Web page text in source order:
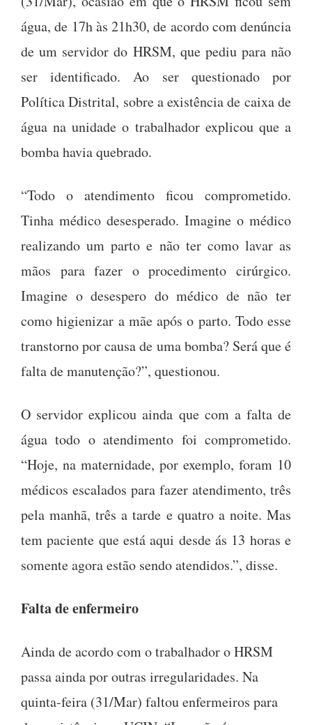
água, de 17h às 21h30, de acordo com denúncia
de um servidor do HRSM, que pediu para não
ser identificado. Ao ser questionado por
Política Distrital, sobre a existência de caixa de
água na unidade o trabalhador explicou que a
bomba havia quebrado.
“Todo o atendimento ficou comprometido.
Tinha médico desesperado. Imagine o médico
realizando um parto e não ter como lavar as
mãos para fazer o procedimento cirúrgico.
Imagine o desespero do médico de não ter
como higienizar a mãe após o parto. Todo esse
transtorno por causa de uma bomba? Será que é
falta de manutenção?”, questionou.
O servidor explicou ainda que com a falta de
água todo o atendimento foi comprometido.
“Hoje, na maternidade, por exemplo, foram 10
médicos escalados para fazer atendimento, três
pela manhã, três a tarde e quatro a noite. Mas
tem paciente que está aqui desde ás 13 horas e
somente agora estão sendo atendidos.”, disse.
Falta de enfermeiro
Ainda de acordo com o trabalhador o HRSM
passa ainda por outras irregularidades. Na
quinta-feira (31/Mar) faltou enfermeiros para